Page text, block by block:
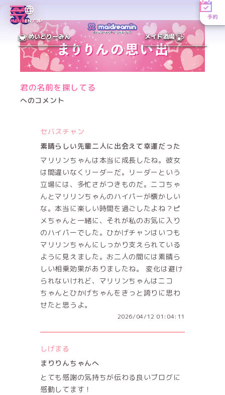
MENUEN／JP
予約
めいどりーみん メイド酒場
君の名前を探してる
へのコメント
セバスチャン
素晴らしい先輩二人に出会えて幸運だった
マリリンちゃんは本当に成長したね。彼女
は間違いなくリーダーだ。リーダーという
立場には、多忙さがつきものだ。ニコちゃ
んとマリリンちゃんのハイパーが懐かしい
な。本当に楽しい時間を過ごしたよね？ピ
メちゃんと一緒に、それが私のお気に入り
のハイパーでした。ひかげチャンはいつも
マリリンちゃんにしっかり支えられている
ように見えました。お二人の間には素晴ら
しい相乗効果がありましたね。 変化は避け
られないけれど、マリリンちゃんはニコ
ちゃんとひかげちゃんをきっと誇りに思わ
せたと思うよ。
2026/04/12 01:04:11
しげまる
まりりんちゃんへ
とても感謝の気持ちが伝わる良いブログに
感動してます！